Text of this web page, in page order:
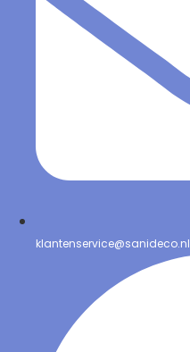
klantenservice@sanideco.nl